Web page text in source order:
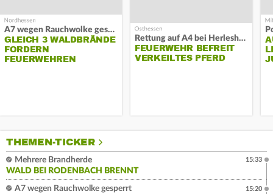
A7 wegen Rauchwolke gesperrt
GLEICH 3 WALDBRÄNDE
FORDERN
FEUERWEHREN
Rettung auf A4 bei Herleshausen
FEUERWEHR BEFREIT
VERKEILTES PFERD
THEMEN-TICKER
Mehrere Brandherde
WALD BEI RODENBACH BRENNT
15:33
A7 wegen Rauchwolke gesperrt
15:20